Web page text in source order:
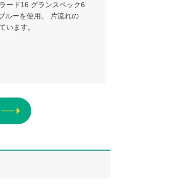
ード16 グランスペック6
ルーを使用。 片流れの
います。